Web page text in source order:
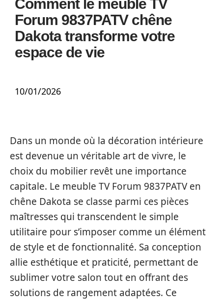
Comment le meuble TV
Forum 9837PATV chêne
Dakota transforme votre
espace de vie
10/01/2026
Dans un monde où la décoration intérieure
est devenue un véritable art de vivre, le
choix du mobilier revêt une importance
capitale. Le meuble TV Forum 9837PATV en
chêne Dakota se classe parmi ces pièces
maîtresses qui transcendent le simple
utilitaire pour s’imposer comme un élément
de style et de fonctionnalité. Sa conception
allie esthétique et praticité, permettant de
sublimer votre salon tout en offrant des
solutions de rangement adaptées. Ce